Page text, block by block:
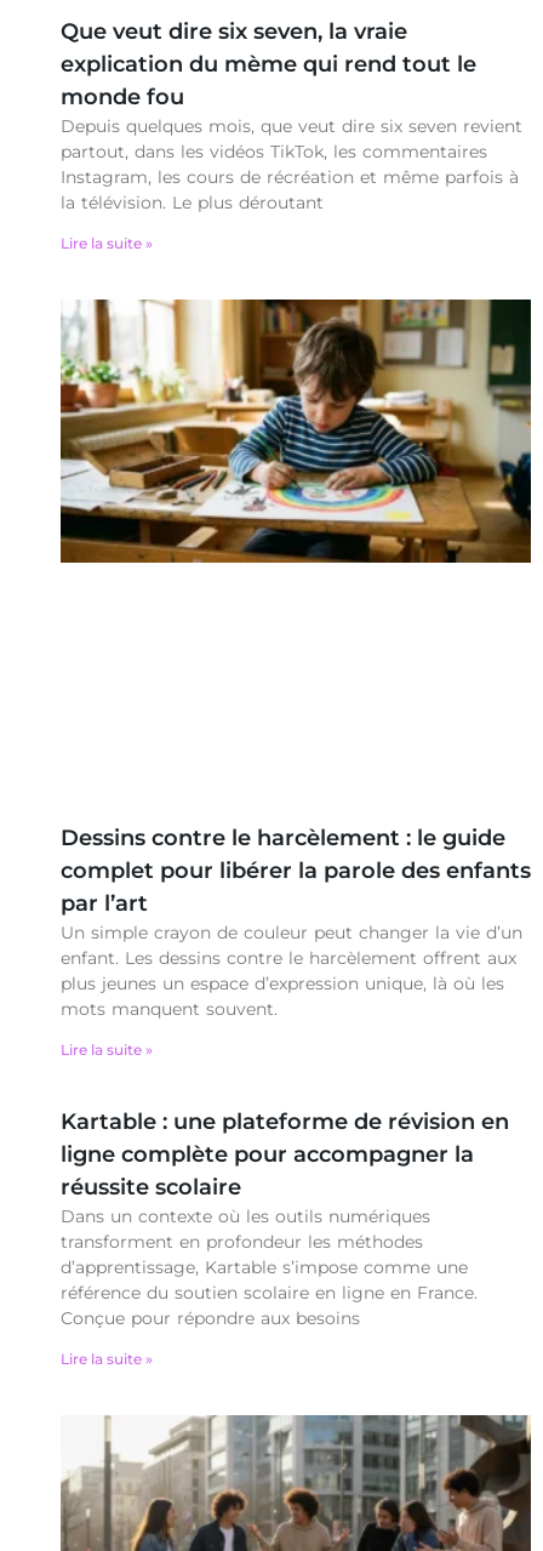
Que veut dire six seven, la vraie
explication du mème qui rend tout le
monde fou
Depuis quelques mois, que veut dire six seven revient
partout, dans les vidéos TikTok, les commentaires
Instagram, les cours de récréation et même parfois à
la télévision. Le plus déroutant
Lire la suite »
Dessins contre le harcèlement : le guide
complet pour libérer la parole des enfants
par l’art
Un simple crayon de couleur peut changer la vie d’un
enfant. Les dessins contre le harcèlement offrent aux
plus jeunes un espace d’expression unique, là où les
mots manquent souvent.
Lire la suite »
Kartable : une plateforme de révision en
ligne complète pour accompagner la
réussite scolaire
Dans un contexte où les outils numériques
transforment en profondeur les méthodes
d’apprentissage, Kartable s’impose comme une
référence du soutien scolaire en ligne en France.
Conçue pour répondre aux besoins
Lire la suite »